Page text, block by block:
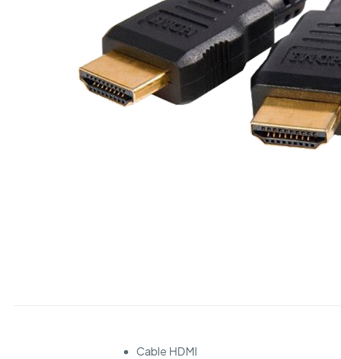
Cable HDMI